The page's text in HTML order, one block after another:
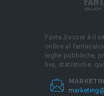
Fanta.Soccer è il
online al
leghe pubbliche,
live, statistiche,